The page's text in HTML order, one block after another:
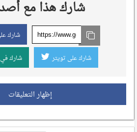
شارك هذا مع
شارك
شارك على تويتر شارك
إظهار التعليقات